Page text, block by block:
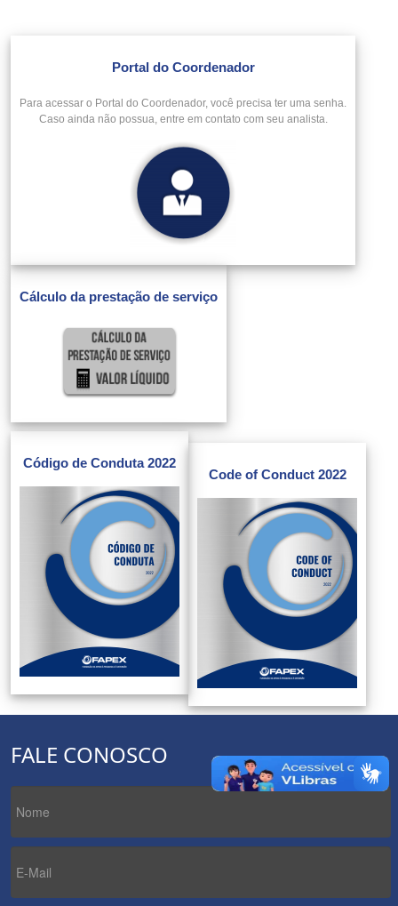
Portal do Coordenador
Para acessar o Portal do Coordenador, você precisa ter uma senha.
Caso ainda não possua, entre em contato com seu analista.
Cálculo da prestação de serviço
Código de Conduta 2022
Code of Conduct 2022
FALE CONOSCO